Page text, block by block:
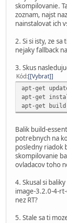
skompilovanie.
zoznam, najst
nainstalovat ich
2. Si si isty, ze
nejaky fallback
3. Skus
Kód [Vybrat]
apt-get
apt-get
apt-get
Balik build-
potrebnych na
posledny riadok
skompilovanie
ovladacov toho
4. Skusal si
image-3.2.0-4-
nez RT?
5. Stale sa ti